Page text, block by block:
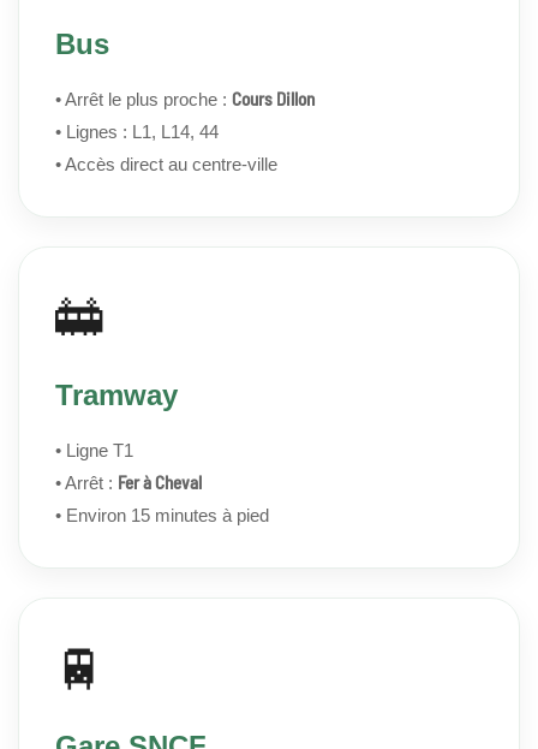
Bus
• Arrêt le plus proche : Cours Dillon
• Lignes : L1, L14, 44
• Accès direct au centre-ville
🚋
Tramway
• Ligne T1
• Arrêt : Fer à Cheval
• Environ 15 minutes à pied
🚆